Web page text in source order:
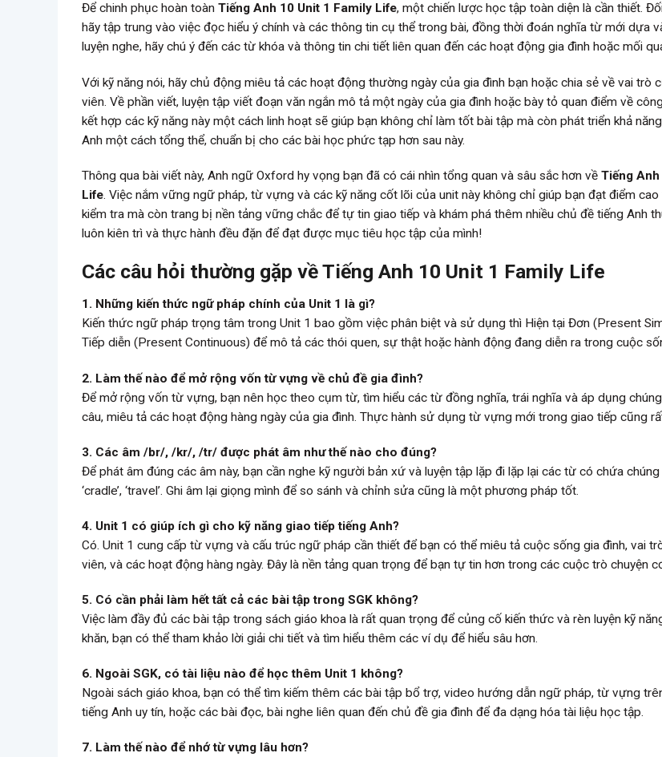
Để chinh phục hoàn toàn Tiếng Anh 10 Unit 1 Family Life, một chiến lược học tập toàn diện là cần thiết.
hãy tập trung vào việc đọc hiểu ý chính và các thông tin cụ thể trong bài, đồng thời đoán nghĩa từ mới dựa
luyện nghe, hãy chú ý đến các từ khóa và thông tin chi tiết liên quan đến các hoạt động gia đình hoặc mối
Với kỹ năng nói, hãy chủ động miêu tả các hoạt động thường ngày của gia đình bạn hoặc chia sẻ về vai trò
viên. Về phần viết, luyện tập viết đoạn văn ngắn mô tả một ngày của gia đình hoặc bày tỏ quan điểm về
kết hợp các kỹ năng này một cách linh hoạt sẽ giúp bạn không chỉ làm tốt bài tập mà còn phát triển khả
Anh một cách tổng thể, chuẩn bị cho các bài học phức tạp hơn sau này.
Thông qua bài viết này, Anh ngữ Oxford hy vọng bạn đã có cái nhìn tổng quan và sâu sắc hơn về Tiếng
Life. Việc nắm vững ngữ pháp, từ vựng và các kỹ năng cốt lõi của unit này không chỉ giúp bạn đạt điểm
kiểm tra mà còn trang bị nền tảng vững chắc để tự tin giao tiếp và khám phá thêm nhiều chủ đề tiếng Anh
luôn kiên trì và thực hành đều đặn để đạt được mục tiêu học tập của mình!
Các câu hỏi thường gặp về Tiếng Anh 10 Unit 1 Family Life
1. Những kiến thức ngữ pháp chính của Unit 1 là gì?
Kiến thức ngữ pháp trọng tâm trong Unit 1 bao gồm việc phân biệt và sử dụng thì Hiện tại Đơn (Present
Tiếp diễn (Present Continuous) để mô tả các thói quen, sự thật hoặc hành động đang diễn ra trong cuộc
2. Làm thế nào để mở rộng vốn từ vựng về chủ đề gia đình?
Để mở rộng vốn từ vựng, bạn nên học theo cụm từ, tìm hiểu các từ đồng nghĩa, trái nghĩa và áp dụng
câu, miêu tả các hoạt động hàng ngày của gia đình. Thực hành sử dụng từ vựng mới trong giao tiếp cũng
3. Các âm /br/, /kr/, /tr/ được phát âm như thế nào cho đúng?
Để phát âm đúng các âm này, bạn cần nghe kỹ người bản xứ và luyện tập lặp đi lặp lại các từ có chứa chúng
‘cradle’, ‘travel’. Ghi âm lại giọng mình để so sánh và chỉnh sửa cũng là một phương pháp tốt.
4. Unit 1 có giúp ích gì cho kỹ năng giao tiếp tiếng Anh?
Có. Unit 1 cung cấp từ vựng và cấu trúc ngữ pháp cần thiết để bạn có thể miêu tả cuộc sống gia đình, vai
viên, và các hoạt động hàng ngày. Đây là nền tảng quan trọng để bạn tự tin hơn trong các cuộc trò chuyện
5. Có cần phải làm hết tất cả các bài tập trong SGK không?
Việc làm đầy đủ các bài tập trong sách giáo khoa là rất quan trọng để củng cố kiến thức và rèn luyện kỹ
khăn, bạn có thể tham khảo lời giải chi tiết và tìm hiểu thêm các ví dụ để hiểu sâu hơn.
6. Ngoài SGK, có tài liệu nào để học thêm Unit 1 không?
Ngoài sách giáo khoa, bạn có thể tìm kiếm thêm các bài tập bổ trợ, video hướng dẫn ngữ pháp, từ vựng
tiếng Anh uy tín, hoặc các bài đọc, bài nghe liên quan đến chủ đề gia đình để đa dạng hóa tài liệu học tập.
7. Làm thế nào để nhớ từ vựng lâu hơn?